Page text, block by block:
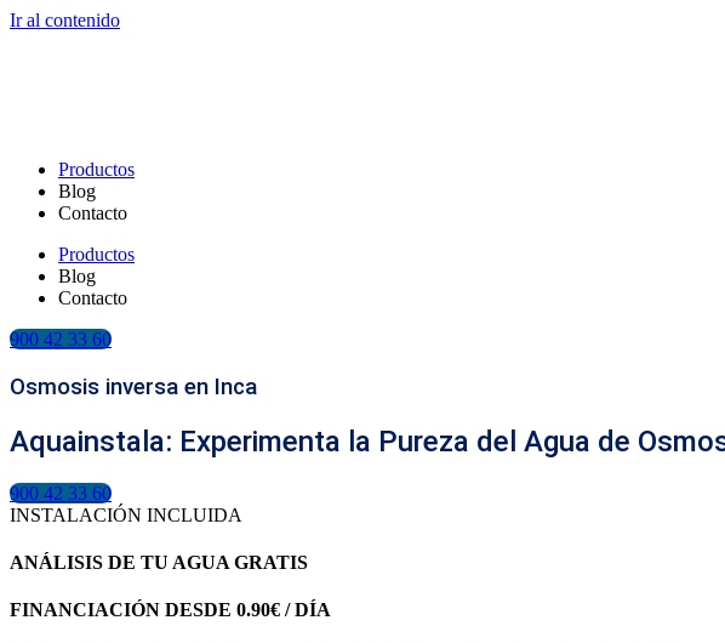
Ir al contenido
Productos
Blog
Contacto
Productos
Blog
Contacto
900 42 33 60
Osmosis inversa en Inca
Aquainstala: Experimenta la Pureza del Agua de
900 42 33 60
INSTALACIÓN INCLUIDA
ANÁLISIS DE TU AGUA GRATIS
FINANCIACIÓN DESDE 0.90€ / DÍA